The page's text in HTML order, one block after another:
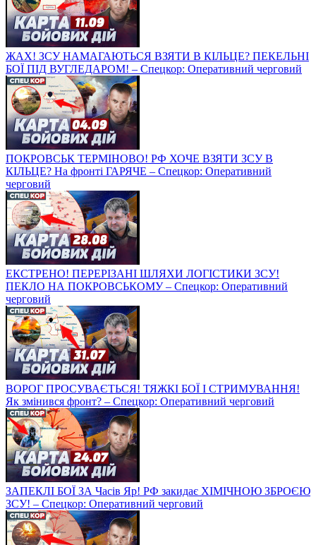
ЖАХ! ЗСУ НАМАГАЮТЬСЯ ВЗЯТИ В КІЛЬЦЕ? ПЕКЕЛЬНІ
БОЇ ПІД ВУГЛЕДАРОМ! – Спецкор: Оперативний черговий
ПОКРОВСЬК ТЕРМІНОВО! РФ ХОЧЕ ВЗЯТИ ЗСУ В
КІЛЬЦЕ? На фронті ГАРЯЧЕ – Спецкор: Оперативний
черговий
ЕКСТРЕНО! ПЕРЕРІЗАНІ ШЛЯХИ ЛОГІСТИКИ ЗСУ!
ПЕКЛО НА ПОКРОВСЬКОМУ – Спецкор: Оперативний
черговий
ВОРОГ ПРОСУВАЄТЬСЯ! ТЯЖКІ БОЇ І СТРИМУВАННЯ!
Як змінився фронт? – Спецкор: Оперативний черговий
ЗАПЕКЛІ БОЇ ЗА Часів Яр! РФ закидає ХІМІЧНОЮ ЗБРОЄЮ
ЗСУ! – Спецкор: Оперативний черговий